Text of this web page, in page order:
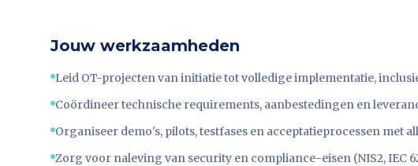
Jouw werkzaamheden
Leid OT-projecten van initiatie tot volledige implementatie,
Coördineer technische requirements, aanbestedingen en
Organiseer demo's, pilots, testfases en acceptatieprocessen met
Zorg voor naleving van security en compliance-eisen (NIS2, IEC